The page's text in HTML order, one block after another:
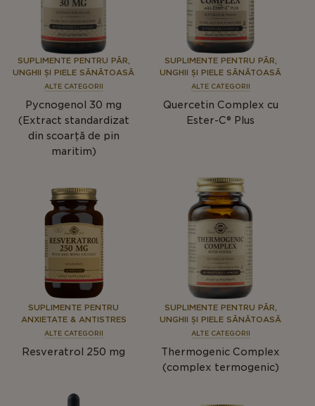
SUPLIMENTE PENTRU PĂR,
UNGHII ȘI PIELE SĂNĂTOASĂ
ALTE CATEGORII
Pycnogenol 30 mg
(Extract standardizat
din scoarță de pin
maritim)
SUPLIMENTE PENTRU PĂR,
UNGHII ȘI PIELE SĂNĂTOASĂ
ALTE CATEGORII
Quercetin Complex cu
Ester-C® Plus
SUPLIMENTE PENTRU
ANXIETATE & ANTISTRES
ALTE CATEGORII
Resveratrol 250 mg
SUPLIMENTE PENTRU PĂR,
UNGHII ȘI PIELE SĂNĂTOASĂ
ALTE CATEGORII
Thermogenic Complex
(complex termogenic)